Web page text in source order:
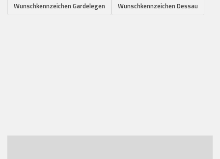
Wunschkennzeichen Gardelegen
Wunschkennzeichen Dessau